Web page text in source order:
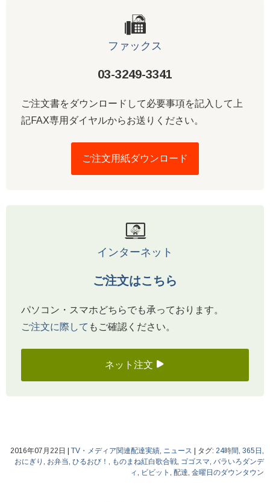
ファックス
03-3249-3341
ご注文書をダウンロードして必要事項を記入して上
記FAX専用ダイヤルからお送りください。
ご注文用紙ダウンロード
インターネット
ご注文はこちら
パソコン・スマホどちらでも承っております。
ご注文に際して もご確認ください。
ネット注文
2016年07月22日 | TV・メディア関連配達実績 ニュース | タグ: 24時間 365日
おにぎり
お弁当 ひるおび！ ものまね紅白歌合戦 ゴゴスマ バラいろダンデ
ィ
ビビット 配達 金曜日のダウンタウン